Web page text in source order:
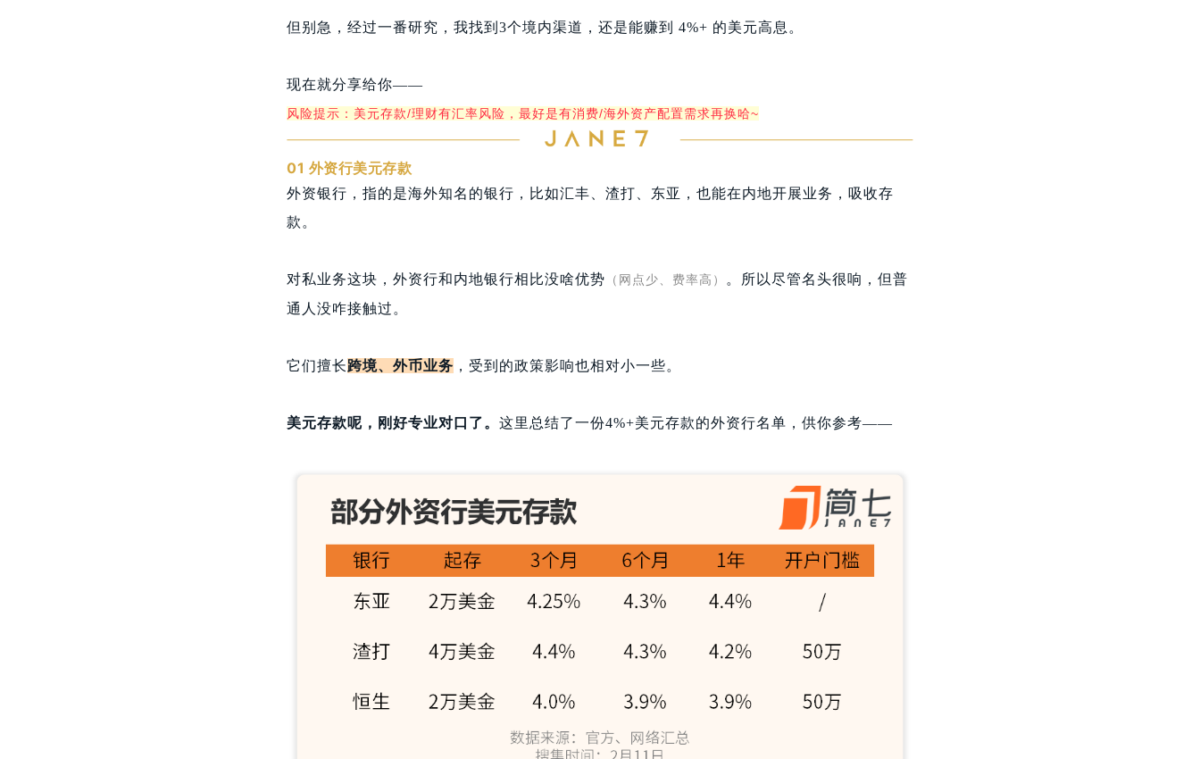
但别急，经过一番研究，我找到3个境内渠道，还是能赚到 4%+ 的美元高息。
现在就分享给你——
风险提示：美元存款/理财有汇率风险，最好是有消费/海外资产配置需求再换哈~
01 外资行美元存款
外资银行，指的是海外知名的银行，比如汇丰、渣打、东亚，也能在内地开展业务，吸收存
款。
对私业务这块，外资行和内地银行相比没啥优势 （网点少、费率高）
。所以尽管名头很响，但普
通人没咋接触过。
它们擅长跨境、外币业务 ，受到的政策影响也相对小一些。
美元存款呢，刚好专业对口了。 这里总结了一份4%+美元存款的外资行名单，供你参考——